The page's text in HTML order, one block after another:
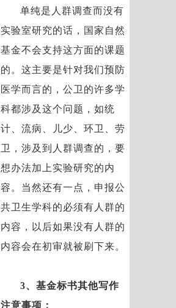
单纯是人群调查而没有
实验室研究的话，国家自然
基金不会支持这方面的课题
的。这主要是针对我们预防
医学而言的，公卫的许多学
科都涉及这个问题，如统
计、流病、儿少、环卫、劳
卫，涉及到人群调查的，要
想办法加上实验研究的内
容。当然还有一点，申报公
共卫生学科的必须有人群的
内容，以后如果没有人群的
内容会在初审就被刷下来。
3、基金标书其他写作
注意事项：